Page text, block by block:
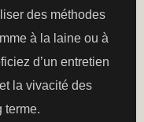
des méthodes
à la laine ou à
d’un entretien
la vivacité des
terme.